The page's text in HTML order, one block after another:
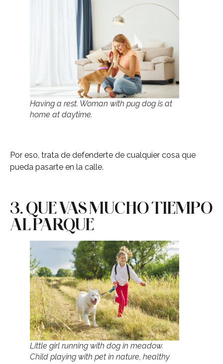
Having a rest. Woman with pug dog is at
home at daytime.
Por eso, trata de defenderte de cualquier cosa que
pueda pasarte en la calle.
3. QUE VAS MUCHO TIEMPO
AL PARQUE
Little girl running with dog in meadow.
Child playing with pet in nature, healthy